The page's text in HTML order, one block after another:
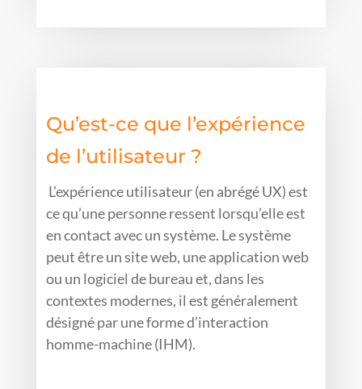
Qu’est-ce que l’expérience
de l’utilisateur ?
L’expérience utilisateur (en abrégé UX) est
ce qu’une personne ressent lorsqu’elle est
en contact avec un système. Le système
peut être un site web, une application web
ou un logiciel de bureau et, dans les
contextes modernes, il est généralement
désigné par une forme d’interaction
homme-machine (IHM).